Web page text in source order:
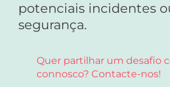
potenciais incidentes
segurança.
Quer partilhar um desafio
connosco? Contacte-nos!